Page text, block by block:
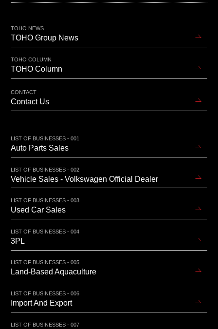
TOHO NEWS
TOHO Group News
TOHO COLUMN
TOHO Column
CONTACT
Contact Us
LIST OF BUSINESSES - 001
Auto Parts Sales
LIST OF BUSINESSES - 002
Vehicle Sales - Volkswagen Official Dealer
LIST OF BUSINESSES - 003
Used Car Sales
LIST OF BUSINESSES - 004
3PL
LIST OF BUSINESSES - 005
Land-Based Aquaculture
LIST OF BUSINESSES - 006
Import And Export
LIST OF BUSINESSES - 007